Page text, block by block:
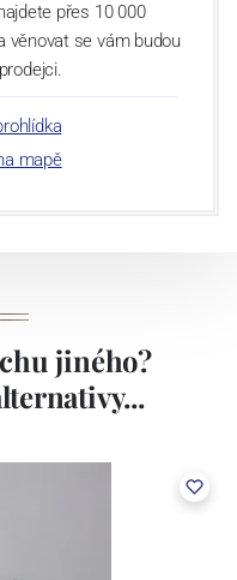
přes 10 000
věnovat se vám budou
mapě
jiného?